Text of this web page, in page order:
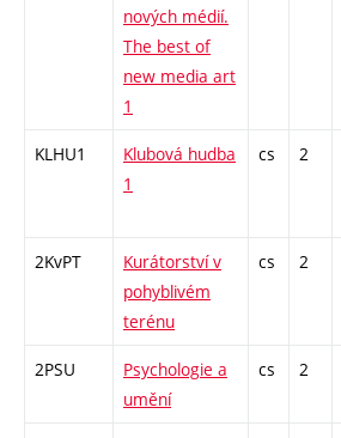
nových médií.
The best of
new media art
1
KLHU1
Klubová hudba
1
cs 2
2KvPT
Kurátorství v
pohyblivém
terénu
cs 2
2PSU
Psychologie a
umění
cs 2